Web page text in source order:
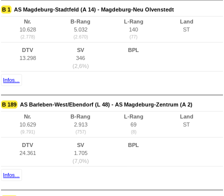
B 1 AS Magdeburg-Stadtfeld (A 14) - Magdeburg-Neu Olvenstedt
Nr.
10.628
(2.778)
B-Rang
5.032
(2.670)
L-Rang
140
(77)
Land
ST
DTV
13.298
SV
346
(2,6%)
BPL
Infos...
B 189 AS Barleben-West/Ebendorf (L 48) - AS Magdeburg-Zentrum (A 2)
Nr.
10.629
(9.791)
B-Rang
2.913
(757)
L-Rang
69
(8)
Land
ST
DTV
24.361
SV
1.705
(7,0%)
BPL
Infos...